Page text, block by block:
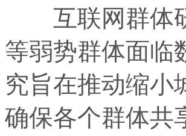
互联网群体研
等弱势群体面临
究旨在推动缩小
确保各个群体